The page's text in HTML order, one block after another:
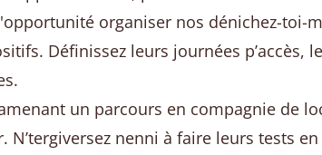
organiser nos dénichez-toi-
Définissez leurs journées p’accès,
un parcours en compagnie de
nenni à faire leurs tests